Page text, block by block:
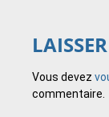
Vous devez
commentaire.